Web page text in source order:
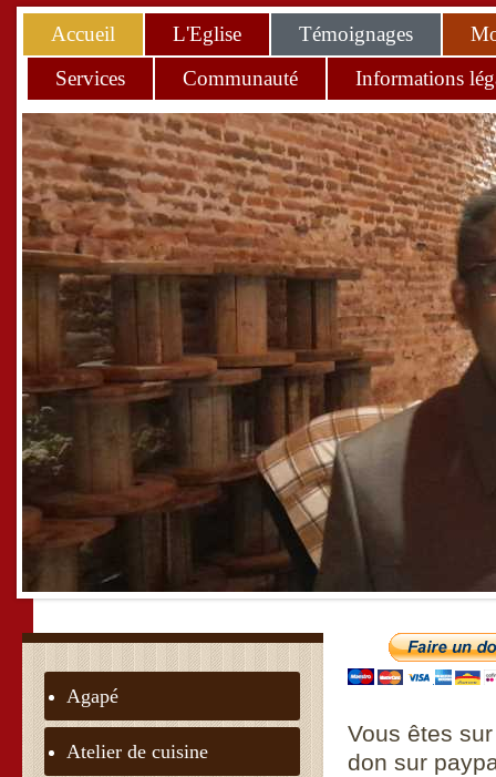
Accueil L'Eglise Témoignages
Services
Communauté Informations
Agapé
Atelier de cuisine
Vous êtes
don sur